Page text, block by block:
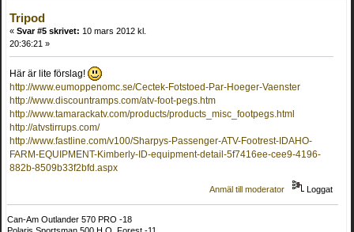
Tripod
« Svar #5 skrivet: 10 mars 2012 kl.
20:36:21 »
Här är lite förslag!
http://www.eumoppenomc.se/Cectek-Fotstoed-Par-Hoeger-Vaenster
http://www.discountramps.com/atv-foot-pegs.htm
http://www.tamarackatv.com/products/products_misc_footpegs.html
http://atvstirrups.com/
http://www.fastline.com/v100/Sharpys-Passenger-ATV-Footrest-IDAHO-
FARM-EQUIPMENT-Kimberly-ID-equipment-detail-5f7416ee-cee9-4196-
882b-8509b33f2bfd.aspx
Anmäl till moderator Loggat
Can-Am Outlander 570 PRO -18
Polaris Sportsman 500 H.O. Forest -11